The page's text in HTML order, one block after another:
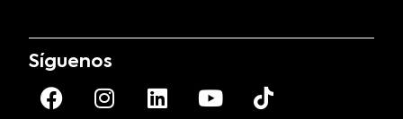
Síguenos